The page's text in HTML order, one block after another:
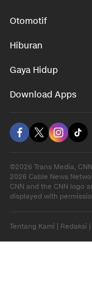
Otomotif
Hiburan
Gaya Hidup
Download Apps
©2026 Trans Media,
2026 Cable News
CNN and the CNN logo
displayed with
Tentang Kami Redaksi